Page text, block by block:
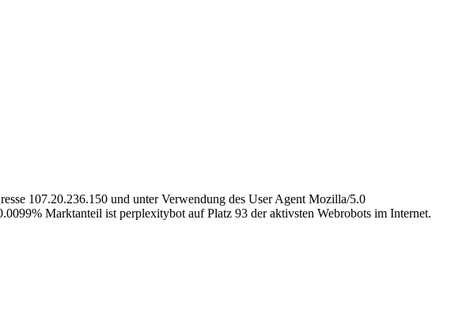
107.20.236.150 und unter Verwendung des User Agent Mozilla/5.0
Marktanteil ist perplexitybot auf Platz 93 der aktivsten Webrobots im Internet.